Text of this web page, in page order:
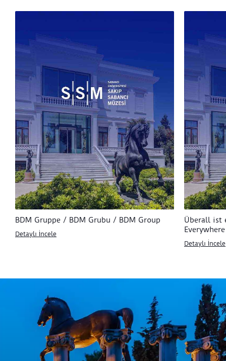
BDM Gruppe / BDM Grubu / BDM Group
Detaylı İncele
Überall ist
Detaylı İncele